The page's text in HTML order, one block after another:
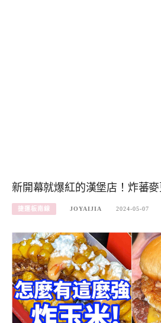
新開幕就爆紅的漢堡店！炸蕃
捷運板南線 JOYAIJIA 2024-05-07